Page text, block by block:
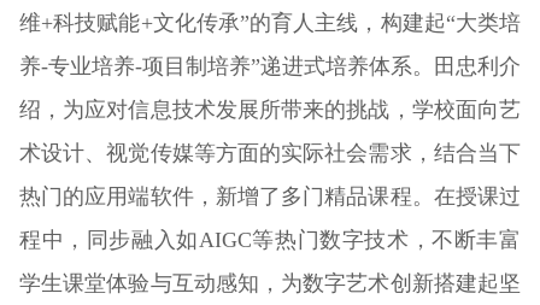
维+科技赋能+文化传承”的育人主线，构建起“大类培
养-专业培养-项目制培养”递进式培养体系。田忠利介
绍，为应对信息技术发展所带来的挑战，学校面向艺
术设计、视觉传媒等方面的实际社会需求，结合当下
热门的应用端软件，新增了多门精品课程。在授课过
程中，同步融入如AIGC等热门数字技术，不断丰富
学生课堂体验与互动感知，为数字艺术创新搭建起坚